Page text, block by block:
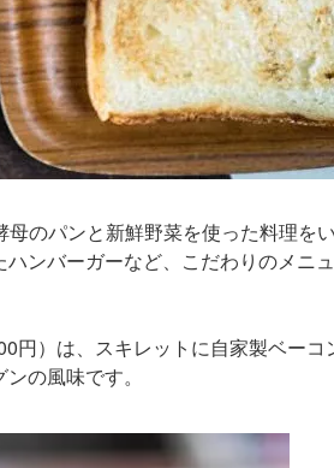
のパンと新鮮野菜を使った料理を
ンバーガーなど、こだわりのメニ
円）は、スキレットに自家製ベーコ
の風味です。